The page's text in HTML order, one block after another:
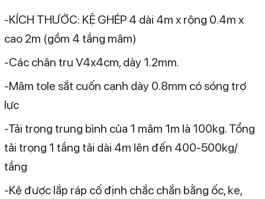
-KÍCH THƯỚC: KỆ GHÉP 4 dài 4m x rộng 0.4m x
cao 2m (gồm 4 tầng mâm)
-Các chân trụ V4x4cm, dày 1.2mm.
-Mâm tole sắt cuốn cạnh dày 0.8mm có sóng trợ
lực
-Tải trọng trung bình của 1 mâm 1m là 100kg. Tổng
tải trọng 1 tầng tải dài 4m lên đến 400-500kg/
tầng
-Kệ được lắp ráp cố định chắc chắn bằng ốc, ke,